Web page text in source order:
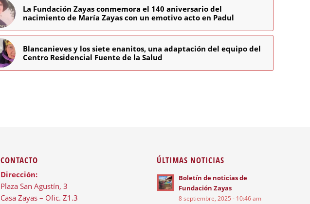
La Fundación Zayas conmemora el 140 aniversario del
nacimiento de María Zayas con un emotivo acto en Padul
Blancanieves y los siete enanitos, una adaptación del equipo del
Centro Residencial Fuente de la Salud
CONTACTO
Dirección:
Plaza San Agustín, 3
Casa Zayas – Ofic. Z1.3
ÚLTIMAS NOTICIAS
Boletín de noticias de
Fundación Zayas
8 septiembre, 2025 - 10:46 am